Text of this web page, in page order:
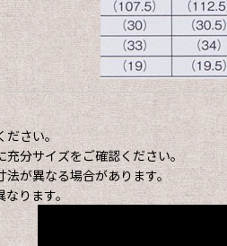
ださい。
分サイズをご確認ください。
が異なる場合があります。
ります。